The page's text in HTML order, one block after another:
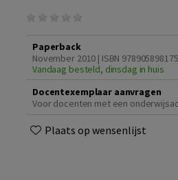
Paperback
November 2010 | ISBN
Vandaag besteld, dinsdag in huis
Docentexemplaar aanvragen
Voor docenten met een
Plaats op wensenlijst